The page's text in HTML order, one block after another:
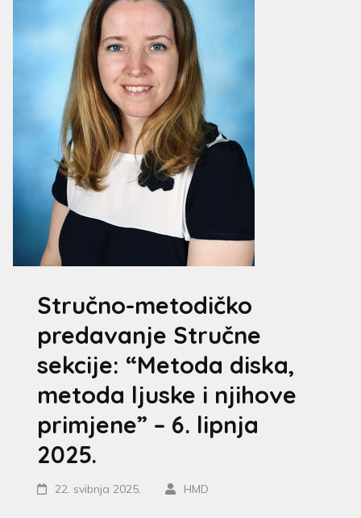
Stručno-metodičko
predavanje Stručne
sekcije: “Metoda diska,
metoda ljuske i njihove
primjene” – 6. lipnja
2025.
22. svibnja 2025. HMD